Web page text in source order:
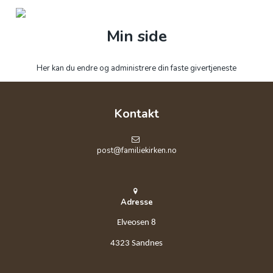
Min side
Her kan du endre og administrere din faste givertjeneste
Kontakt
post@familiekirken.no
Adresse
Elveosen 8
4323 Sandnes